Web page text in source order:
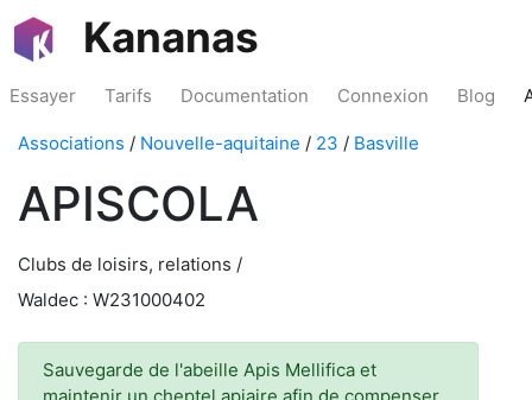
Kananas
Essayer Tarifs Documentation Connexion Blog
Associations / Nouvelle-aquitaine / 23 / Basville
APISCOLA
Clubs de loisirs, relations /
Waldec : W231000402
Sauvegarde de l'abeille Apis Mellifica et